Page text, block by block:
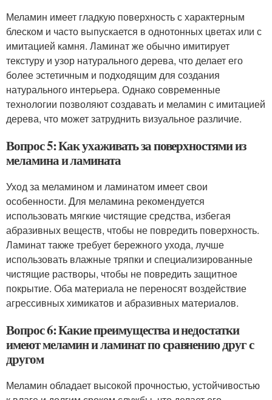
Меламин имеет гладкую поверхность с характерным
блеском и часто выпускается в однотонных цветах или с
имитацией камня. Ламинат же обычно имитирует
текстуру и узор натурального дерева, что делает его
более эстетичным и подходящим для создания
натурального интерьера. Однако современные
технологии позволяют создавать и меламин с имитацией
дерева, что может затруднить визуальное различие.
Вопрос 5: Как ухаживать за поверхностями из
меламина и ламината
Уход за меламином и ламинатом имеет свои
особенности. Для меламина рекомендуется
использовать мягкие чистящие средства, избегая
абразивных веществ, чтобы не повредить поверхность.
Ламинат также требует бережного ухода, лучше
использовать влажные тряпки и специализированные
чистящие растворы, чтобы не повредить защитное
покрытие. Оба материала не переносят воздействие
агрессивных химикатов и абразивных материалов.
Вопрос 6: Какие преимущества и недостатки
имеют меламин и ламинат по сравнению друг с
другом
Меламин обладает высокой прочностью, устойчивостью